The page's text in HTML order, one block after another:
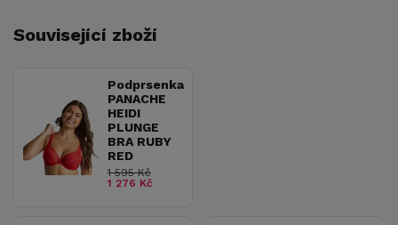
Související zboží
Podprsenka
PANACHE
HEIDI
PLUNGE
BRA RUBY
RED
1 595 Kč
1 276 Kč